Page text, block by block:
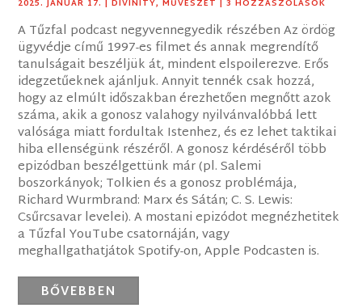
2025. JANUÁR 17. |DIVINITY,MŰVÉSZET | 3 HOZZÁSZÓLÁSOK
A Tűzfal podcast negyvennegyedik részében Az ördög
ügyvédje című 1997-es filmet és annak megrendítő
tanulságait beszéljük át, mindent elspoilerezve. Erős
idegzetűeknek ajánljuk. Annyit tennék csak hozzá,
hogy az elmúlt időszakban érezhetően megnőtt azok
száma, akik a gonosz valahogy nyilvánvalóbbá lett
valósága miatt fordultak Istenhez, és ez lehet taktikai
hiba ellenségünk részéről. A gonosz kérdéséről több
epizódban beszélgettünk már (pl. Salemi
boszorkányok; Tolkien és a gonosz problémája,
Richard Wurmbrand: Marx és Sátán; C. S. Lewis:
Csűrcsavar levelei). A mostani epizódot megnézhetitek
a Tűzfal YouTube csatornáján, vagy
meghallgathatjátok Spotify-on, Apple Podcasten is.
BŐVEBBEN